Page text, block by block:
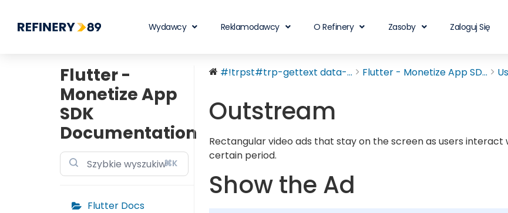
Wydawcy Reklamodawcy O Refinery Zasoby Zaloguj Się
Flutter -
Monetize App
SDK
Documentation
⌘K
Flutter Docs
#!trpst#trp-gettext data-... Flutter - Monetize App SD...
Outstream
Rectangular video ads that stay on the screen as users
certain period.
Show the Ad